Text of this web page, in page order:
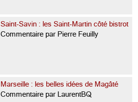
Saint-Savin : les Saint-Martin côté bistrot
Commentaire par Pierre Feuilly
Marseille : les belles idées de Magâté
Commentaire par LaurentBQ